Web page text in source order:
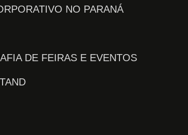
NO PARANÁ
DE FEIRAS E EVENTOS